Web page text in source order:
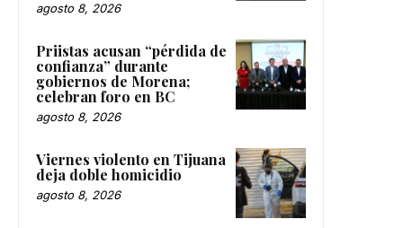
agosto 8, 2026
Priistas acusan “pérdida de
confianza” durante
gobiernos de Morena;
celebran foro en BC
agosto 8, 2026
Viernes violento en Tijuana
deja doble homicidio
agosto 8, 2026